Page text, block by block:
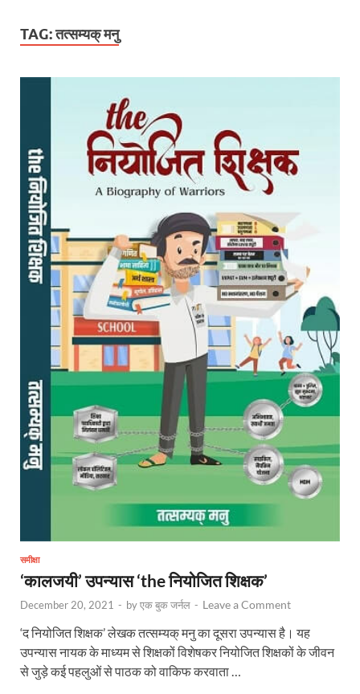
TAG:तत्सम्यक् मनु
समीक्षा
‘कालजयी’ उपन्यास ‘the नियोजित शिक्षक’
December 20, 2021 - byएक बुक जर्नल - Leave a Comment
‘द नियोजित शिक्षक’ लेखक तत्सम्यक् मनु का दूसरा उपन्यास है। यह
उपन्यास नायक के माध्यम से शिक्षकों विशेषकर नियोजित शिक्षकों के जीवन
से जुड़े कई पहलुओं से पाठक को वाकिफ करवाता …